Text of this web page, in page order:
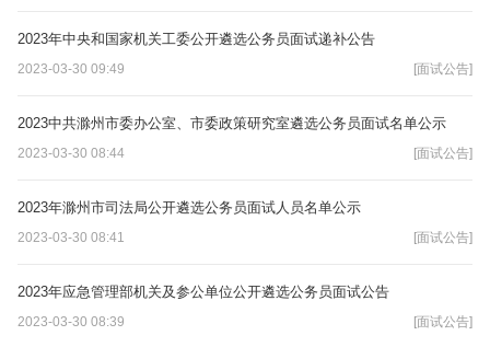
2023年中央和国家机关工委公开遴选公务员面试递补公告
2023-03-30 09:49 [面试公告]
2023中共滁州市委办公室、市委政策研究室遴选公务员面试名单公示
2023-03-30 08:44 [面试公告]
2023年滁州市司法局公开遴选公务员面试人员名单公示
2023-03-30 08:41 [面试公告]
2023年应急管理部机关及参公单位公开遴选公务员面试公告
2023-03-30 08:39 [面试公告]